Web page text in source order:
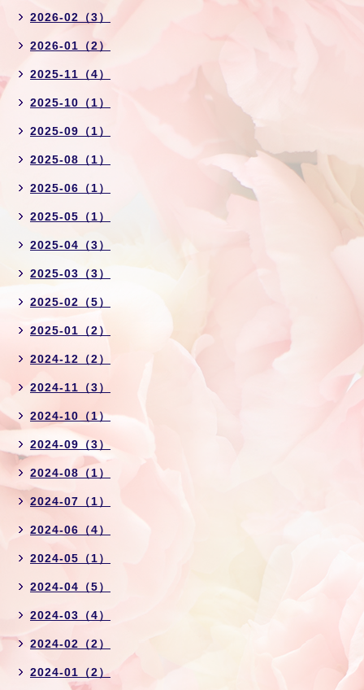
2026-02（3）
2026-01（2）
2025-11（4）
2025-10（1）
2025-09（1）
2025-08（1）
2025-06（1）
2025-05（1）
2025-04（3）
2025-03（3）
2025-02（5）
2025-01（2）
2024-12（2）
2024-11（3）
2024-10（1）
2024-09（3）
2024-08（1）
2024-07（1）
2024-06（4）
2024-05（1）
2024-04（5）
2024-03（4）
2024-02（2）
2024-01（2）